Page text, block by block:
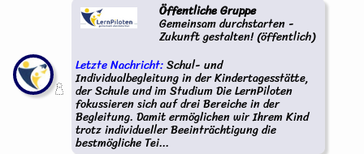
Öffentliche Gruppe
Gemeinsam durchstarten -
Zukunft gestalten! (öffentlich)
Letzte Nachricht:Schul- und
Individualbegleitung in der Kindertagesstätte,
der Schule und im Studium Die LernPiloten
fokussieren sich auf drei Bereiche in der
Begleitung. Damit ermöglichen wir Ihrem Kind
trotz individueller Beeinträchtigung die
bestmögliche Tei...